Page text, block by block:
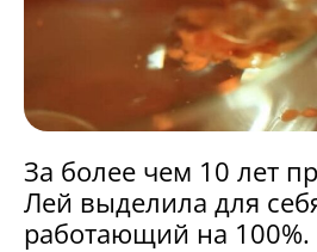
За более чем 10 лет
Лей выделила для
работающий на 100%.